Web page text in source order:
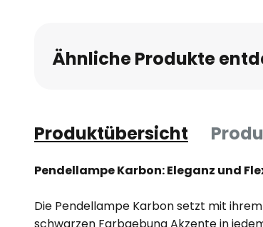
Bildgalerie
springen
Ähnliche Produkte
Produktübersicht
Pendellampe Karbon: Eleganz und
Die Pendellampe Karbon setzt mit